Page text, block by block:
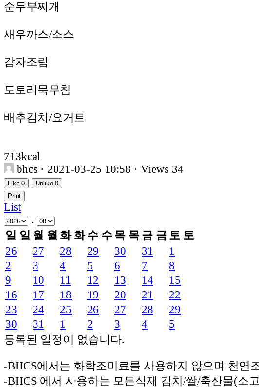
순두부찌개
새우까스/소스
감자조림
도토리묵무침
배추김치/요거트
713kcal
bhcs · 2021-03-25 10:58 · Views 34
Like 0 Unlike 0
Print
List
.
일 일 월 월 화 화 수 수 목 목 금 금 토 토
26
27 28 29 30 31
1
2
3 4 5 6 7
8
9
10 11 12 13 14
15
16
17 18 19 20 21
22
23
24 25 26 27 28
29
30
31 1 2 3 4
5
등록된 일정이 없습니다.
-BHCS에서는 화학조미료를 사용하지 않으며 천
-BHCS 에서 사용하는 모든식재 김치/쌀/축산물(소